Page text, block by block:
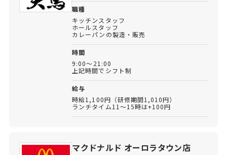
職種
キッチンスタッフ
ホールスタッフ
カレーパンの製造・販売
時間
9:00～21:00
上記時間でシフト制
給与
時給1,100円（研修期間1,010円）
ランチタイム11～15時は+100円
マクドナルド オーロラタウン店